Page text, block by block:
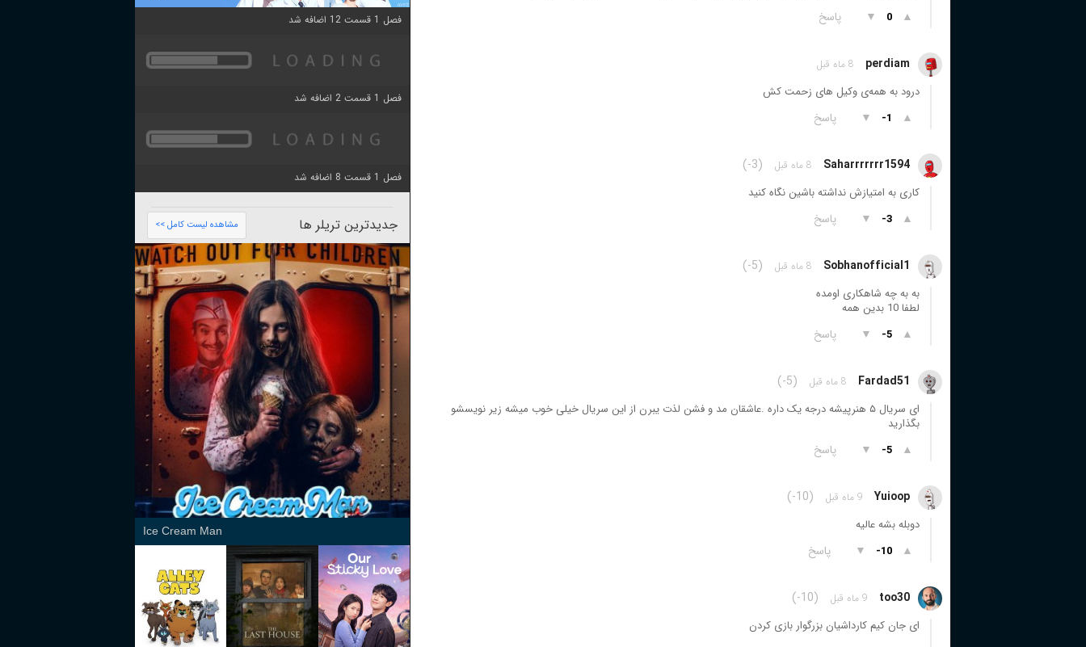
▲
0
▼ پاسخ
perdiam 8 ماه قبل
درود به همه‌ی وکیل های زحمت کش
▲
-1
▼ پاسخ
Saharrrrrrr1594 8 ماه قبل (-3)
کاری به امتیازش نداشته باشین نگاه کنید
▲
-3
▼ پاسخ
Sobhanofficial1 8 ماه قبل (-5)
به به چه شاهکاری اومده
لطفا 10 بدین همه
▲
-5
▼ پاسخ
Fardad51 8 ماه قبل (-5)
ای سریال ۵ هنرپیشه درجه یک داره .عاشقان مد و فشن لذت یبرن از این سریال خیلی خوب میشه زیر نویسشو
بگذارید
▲
-5
▼ پاسخ
Yuioop 9 ماه قبل (-10)
دوبله بشه عالیه
▲
-10
▼ پاسخ
too30 9 ماه قبل (-10)
ای جان کیم کارداشیان بزرگوار بازی کردن
فصل 1 قسمت 12 اضافه شد
فصل 1 قسمت 2 اضافه شد
فصل 1 قسمت 8 اضافه شد
جدیدترین تریلر ها مشاهده لیست کامل >>
Ice Cream Man